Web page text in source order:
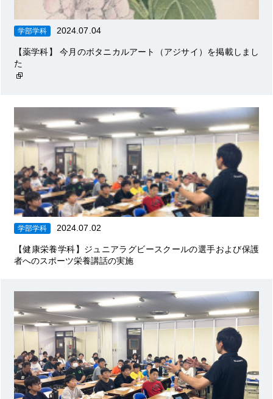
学部学科 2024.07.04
【薬学科】 今月のボタニカルアート（アジサイ）を掲載しまし
た
学部学科 2024.07.02
【健康栄養学科】ジュニアラグビースクールの選手および保護
者へのスポーツ栄養講話の実施